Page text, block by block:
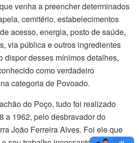
venha a preencher determinados
cemitério, estabelecimentos
acesso, energia, posto de saúde,
via pública e outros ingredientes
dispor desses mínimos detalhes,
como verdadeiro
categoria de Povoado.
do Poço, tudo foi realizado
a 1962, pelo desbravador do
João Ferreira Alves. Foi ele que